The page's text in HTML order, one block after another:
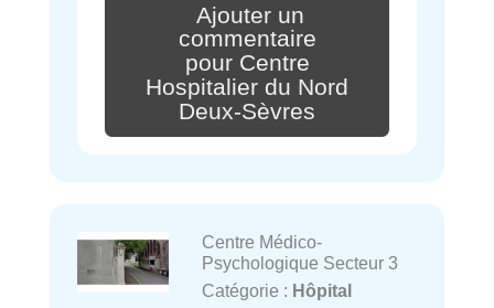
Ajouter un
commentaire
pour Centre
Hospitalier du Nord
Deux-Sèvres
Centre Médico-
Psychologique Secteur 3
Catégorie : Hôpital